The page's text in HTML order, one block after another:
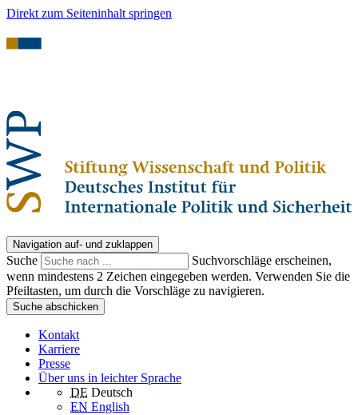
Direkt zum Seiteninhalt springen
Navigation auf- und zuklappen
Suche
Suchvorschläge erscheinen,
wenn mindestens 2 Zeichen eingegeben werden. Verwenden Sie die
Pfeiltasten, um durch die Vorschläge zu navigieren.
Suche abschicken
Kontakt
Karriere
Presse
Über uns in leichter Sprache
DE Deutsch
EN English